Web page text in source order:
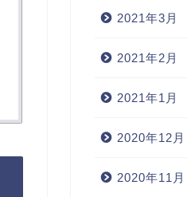
2021年3月
2021年2月
2021年1月
2020年12月
2020年11月